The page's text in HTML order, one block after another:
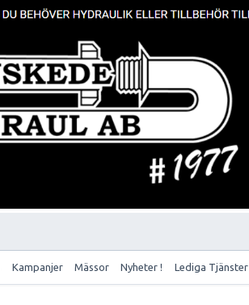
Kampanjer Mässor Nyheter ! Lediga Tjänster